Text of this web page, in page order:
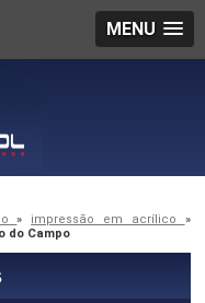
MENU
» impressão em acrílico »
do Campo